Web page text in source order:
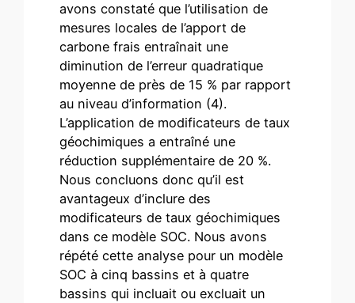
avons constaté que l’utilisation de
mesures locales de l’apport de
carbone frais entraînait une
diminution de l’erreur quadratique
moyenne de près de 15 % par rapport
au niveau d’information (4).
L’application de modificateurs de taux
géochimiques a entraîné une
réduction supplémentaire de 20 %.
Nous concluons donc qu’il est
avantageux d’inclure des
modificateurs de taux géochimiques
dans ce modèle SOC. Nous avons
répété cette analyse pour un modèle
SOC à cinq bassins et à quatre
bassins qui incluait ou excluait un